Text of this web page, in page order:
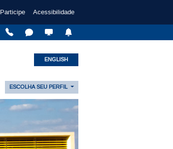
Participe Acessibilidade
ENGLISH
ESCOLHA SEU PERFIL